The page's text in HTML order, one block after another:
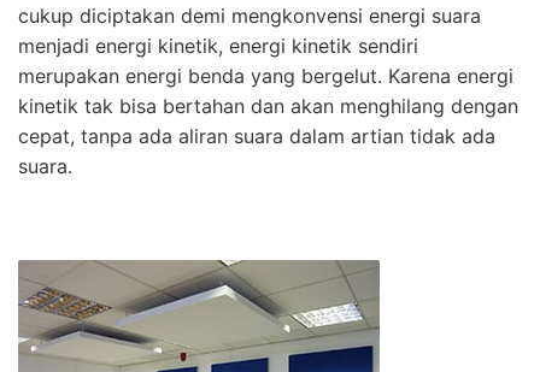
cukup diciptakan demi mengkonvensi energi suara
menjadi energi kinetik, energi kinetik sendiri
merupakan energi benda yang bergelut. Karena energi
kinetik tak bisa bertahan dan akan menghilang dengan
cepat, tanpa ada aliran suara dalam artian tidak ada
suara.